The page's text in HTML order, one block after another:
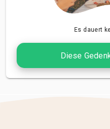
Es dauert
Diese